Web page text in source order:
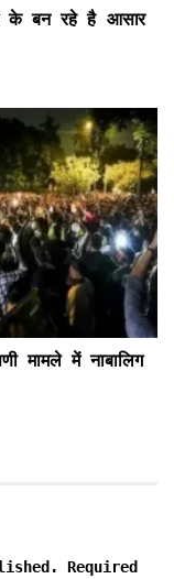
के बन रहे है आसार
मामले में नाबालिग
Required